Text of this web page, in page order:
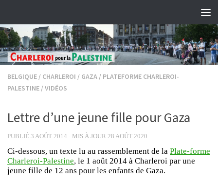
BELGIQUE / CHARLEROI / GAZA / PLATEFORME CHARLEROI-
PALESTINE /VIDÉOS
Lettre d’une jeune fille pour Gaza
PUBLIÉ 3 AOÛT 2014 · MIS À JOUR 28 AOÛT 2020
Ci-dessous, un texte lu au rassemblement de la Plate-forme
Charleroi-Palestine, le 1 août 2014 à Charleroi par une
jeune fille de 12 ans pour les enfants de Gaza.